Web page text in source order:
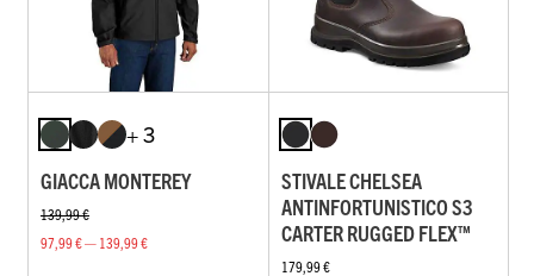
+ 3
GIACCA MONTEREY
139,99 €
97,99 € — 139,99 €
STIVALE CHELSEA
ANTINFORTUNISTICO S3
CARTER RUGGED FLEX™
179,99 €